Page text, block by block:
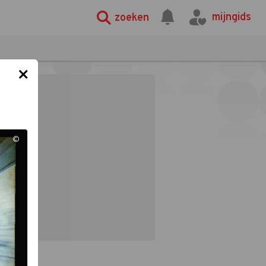
zoeken mijngids
×
©